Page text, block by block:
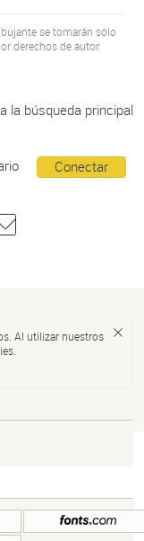
se tomarán sólo
derechos de autor.
la búsqueda principal
Conectar
Al utilizar nuestros